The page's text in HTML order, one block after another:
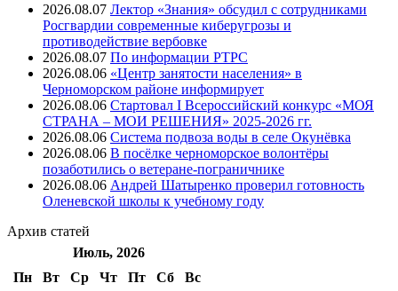
2026.08.07 Лектор «Знания» обсудил с сотрудниками
Росгвардии современные киберугрозы и
противодействие вербовке
2026.08.07 ⁠По информации РТРС
2026.08.06 «Центр занятости населения» в
Черноморском районе информирует
2026.08.06 Стартовал I Всероссийский конкурс «МОЯ
СТРАНА – МОИ РЕШЕНИЯ» 2025-2026 гг.
2026.08.06 Система подвоза воды в селе Окунёвка
2026.08.06 В посёлке черноморское волонтёры
позаботились о ветеране-пограничнике
2026.08.06 Андрей Шатыренко проверил готовность
Оленевской школы к учебному году
Архив статей
Июль, 2026
Пн
Вт Ср Чт Пт Cб
Вс